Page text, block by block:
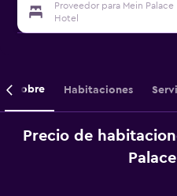
Proveedor para Mein Palace
Hotel
Sobre Habitaciones
Precio de